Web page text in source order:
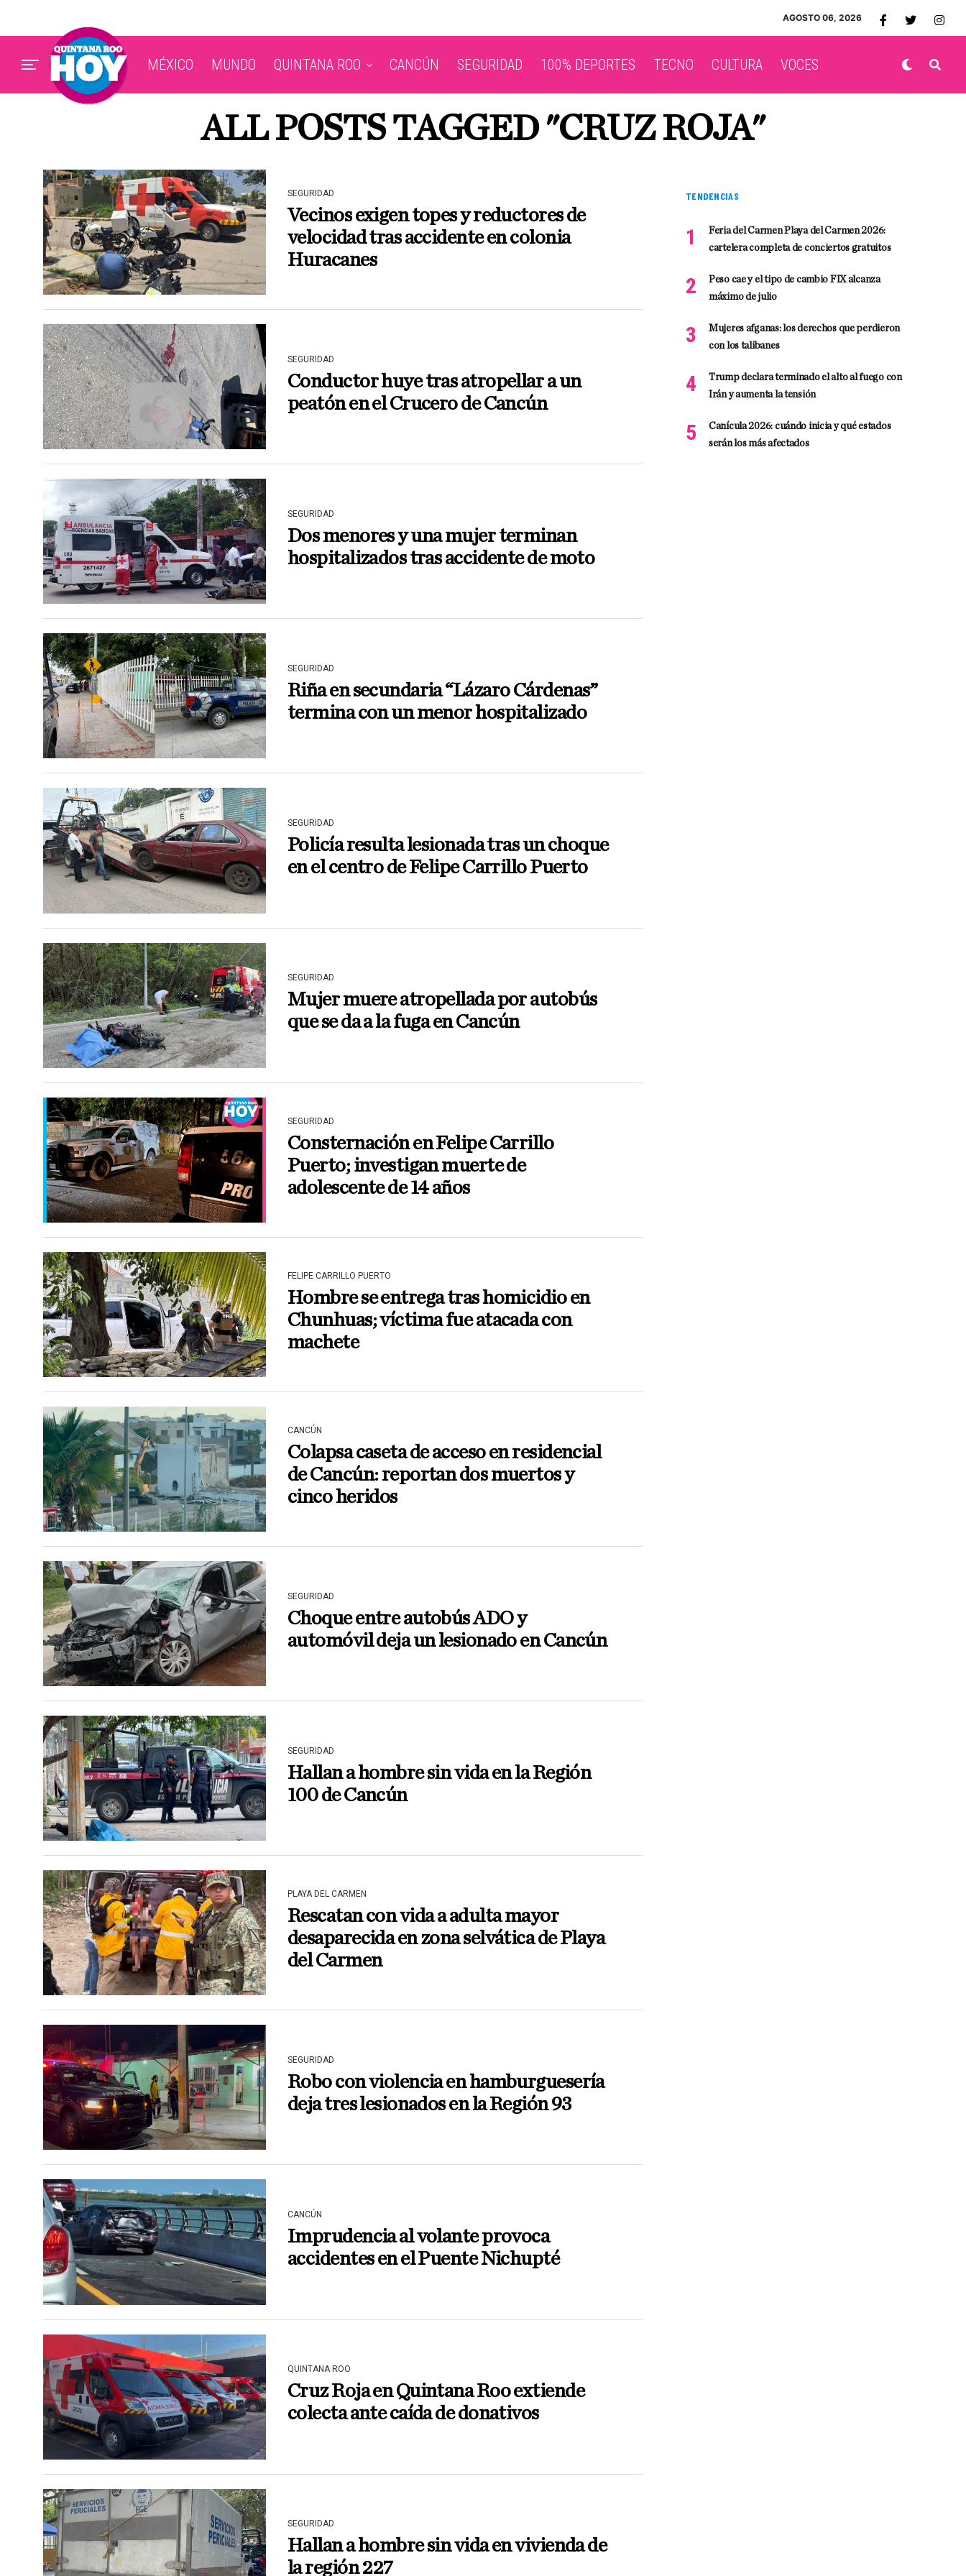
AGOSTO 06, 2026
MÉXICO MUNDO QUINTANA ROO CANCÚN SEGURIDAD 100% DEPORTES TECNO CULTURA VOCES
ALL POSTS TAGGED "CRUZ ROJA"
SEGURIDAD
Vecinos exigen topes y reductores de
velocidad tras accidente en colonia
Huracanes
SEGURIDAD
Conductor huye tras atropellar a un
peatón en el Crucero de Cancún
SEGURIDAD
Dos menores y una mujer terminan
hospitalizados tras accidente de moto
SEGURIDAD
Riña en secundaria “Lázaro Cárdenas”
termina con un menor hospitalizado
SEGURIDAD
Policía resulta lesionada tras un choque
en el centro de Felipe Carrillo Puerto
SEGURIDAD
Mujer muere atropellada por autobús
que se da a la fuga en Cancún
SEGURIDAD
Consternación en Felipe Carrillo
Puerto; investigan muerte de
adolescente de 14 años
FELIPE CARRILLO PUERTO
Hombre se entrega tras homicidio en
Chunhuas; víctima fue atacada con
machete
CANCÚN
Colapsa caseta de acceso en residencial
de Cancún: reportan dos muertos y
cinco heridos
SEGURIDAD
Choque entre autobús ADO y
automóvil deja un lesionado en Cancún
SEGURIDAD
Hallan a hombre sin vida en la Región
100 de Cancún
PLAYA DEL CARMEN
Rescatan con vida a adulta mayor
desaparecida en zona selvática de Playa
del Carmen
SEGURIDAD
Robo con violencia en hamburguesería
deja tres lesionados en la Región 93
CANCÚN
Imprudencia al volante provoca
accidentes en el Puente Nichupté
QUINTANA ROO
Cruz Roja en Quintana Roo extiende
colecta ante caída de donativos
SEGURIDAD
Hallan a hombre sin vida en vivienda de
la región 227
TENDENCIAS
Feria del Carmen Playa del Carmen 2026:
cartelera completa de conciertos gratuitos
Peso cae y el tipo de cambio FIX alcanza
máximo de julio
Mujeres afganas: los derechos que perdieron
con los talibanes
Trump declara terminado el alto al fuego con
Irán y aumenta la tensión
Canícula 2026: cuándo inicia y qué estados
serán los más afectados